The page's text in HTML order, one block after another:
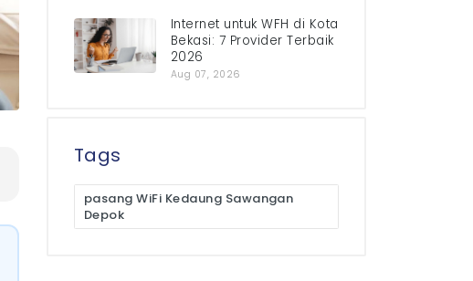
Internet untuk WFH di Kota
Bekasi: 7 Provider Terbaik
2026
Aug 07, 2026
Tags
pasang WiFi Kedaung Sawangan
Depok